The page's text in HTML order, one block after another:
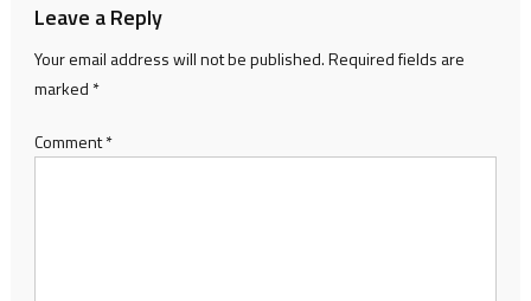
Leave a Reply
Your email address will not be published.Required fields are
marked *
Comment*